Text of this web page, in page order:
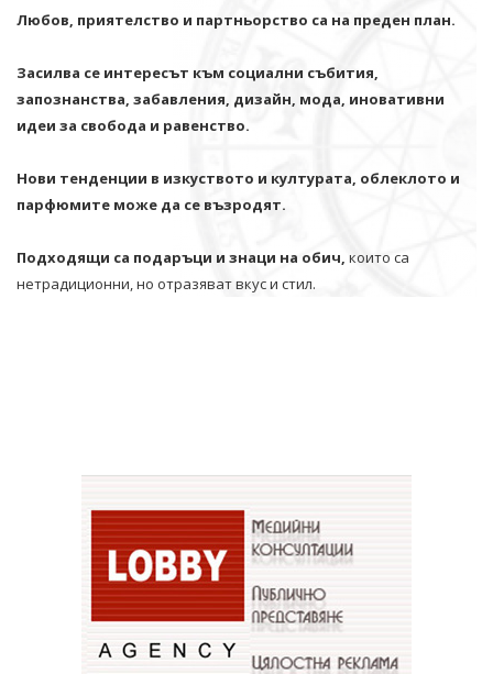
Любов, приятелство и партньорство са на преден план.
Засилва се интересът към социални събития,
запознанства, забавления, дизайн, мода, иновативни
идеи за свобода и равенство.
Нови тенденции в изкуството и културата, облеклото и
парфюмите може да се възродят.
Подходящи са подаръци и знаци на обич, които са
нетрадиционни, но отразяват вкус и стил.